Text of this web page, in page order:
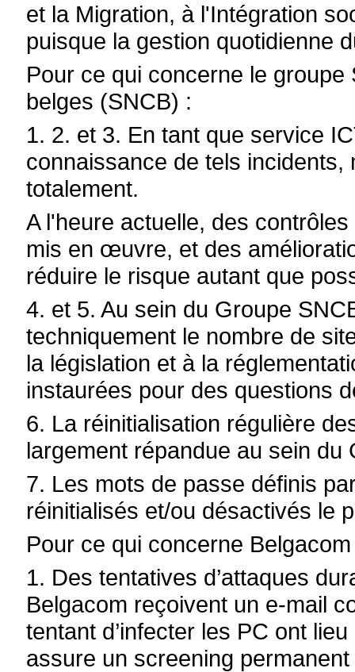
et la Migration, à l'Intégration
puisque la gestion quotidienne
Pour ce qui concerne le
belges (SNCB) :
1. 2. et 3. En tant que service
connaissance de tels
totalement.
A l'heure actuelle, des
mis en œuvre, et des
réduire le risque autant que
4. et 5. Au sein du Groupe
techniquement le nombre de
la législation et à la
instaurées pour des questions
6. La réinitialisation régulière
largement répandue au sein du
7. Les mots de passe définis
réinitialisés et/ou désactivés le
Pour ce qui concerne
1. Des tentatives d’attaques
Belgacom reçoivent un e-mail
tentant d’infecter les PC ont
assure un screening